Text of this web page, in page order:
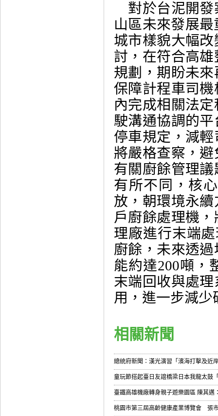
對於台泥開發
山區未來發展
城市樣貌大幅
討，在符合高
規劃，期盼未
保障計程車司
內完成相關法
駛溝通協調的
停車規定，減
將嚴格查察，
有關廚餘管理
有所不同，核
放，朝環境永
戶廚餘處理機
理廠進行末端
廚餘，未來透
能約達200噸，
末端回收與處
用，進一步減
相關新聞
總統府新聞：漢光演習「濱海打擊及
童玩節搭起臺日友誼橋梁日本我龍太鼓
臺鐵高雄機廠轉身親子遊樂園區 陳其邁
桃園市第三屆高齡健康產業博覽會 張